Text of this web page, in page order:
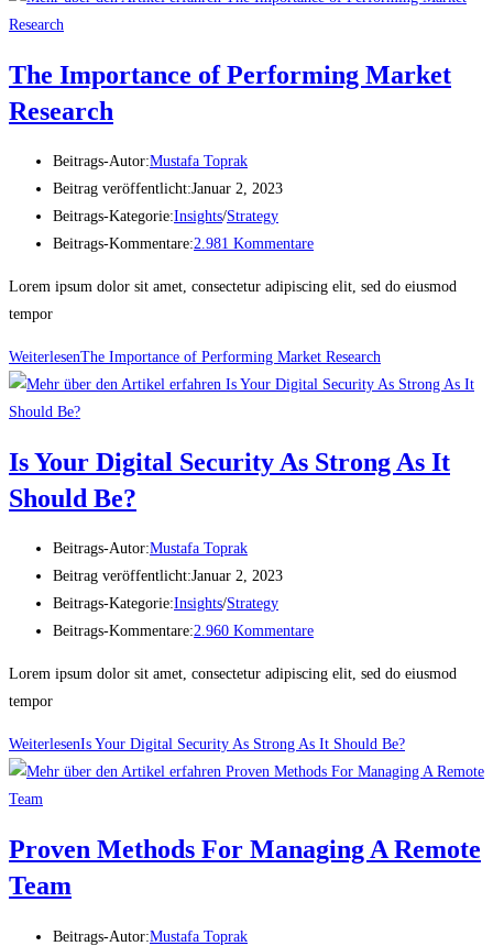
The Importance of Performing Market
Research
Beitrags-Autor:Mustafa Toprak
Beitrag veröffentlicht:Januar 2, 2023
Beitrags-Kategorie:Insights/Strategy
Beitrags-Kommentare:2.981 Kommentare
Lorem ipsum dolor sit amet, consectetur adipiscing elit, sed do eiusmod
tempor
WeiterlesenThe Importance of Performing Market Research
Is Your Digital Security As Strong As It
Should Be?
Beitrags-Autor:Mustafa Toprak
Beitrag veröffentlicht:Januar 2, 2023
Beitrags-Kategorie:Insights/Strategy
Beitrags-Kommentare:2.960 Kommentare
Lorem ipsum dolor sit amet, consectetur adipiscing elit, sed do eiusmod
tempor
WeiterlesenIs Your Digital Security As Strong As It Should Be?
Proven Methods For Managing A Remote
Team
Beitrags-Autor:Mustafa Toprak